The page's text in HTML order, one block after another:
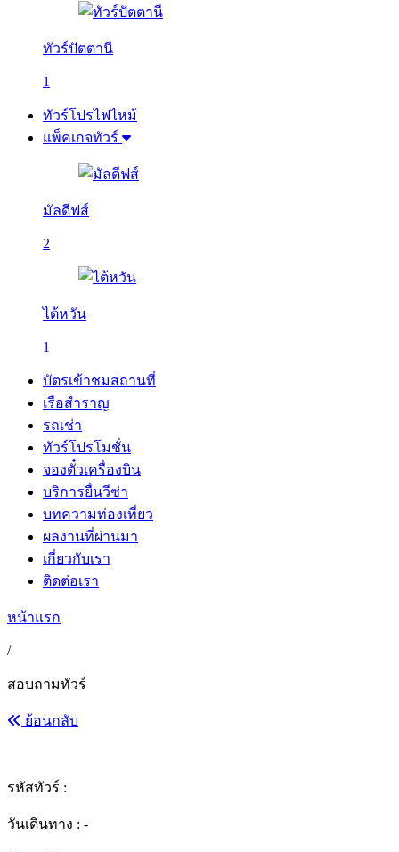
ทัวร์ปัตตานี
1
ทัวร์โปรไฟไหม้
แพ็คเกจทัวร์
มัลดีฟส์
2
ไต้หวัน
1
บัตรเข้าชมสถานที่
เรือสำราญ
รถเช่า
ทัวร์โปรโมชั่น
จองตั๋วเครื่องบิน
บริการยื่นวีซ่า
บทความท่องเที่ยว
ผลงานที่ผ่านมา
เกี่ยวกับเรา
ติดต่อเรา
หน้าแรก
/
สอบถามทัวร์
ย้อนกลับ
รหัสทัวร์ :
วันเดินทาง : -